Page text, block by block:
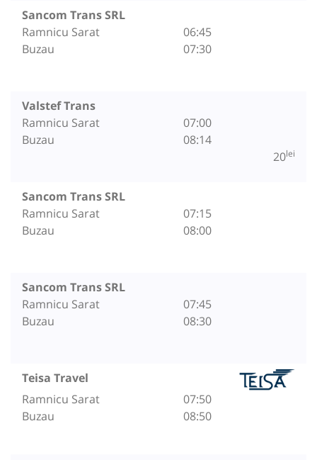
Sancom Trans SRL
Ramnicu Sarat
Buzau
06:45
07:30
Valstef Trans
Ramnicu Sarat
Buzau
07:00
08:14
20lei
Sancom Trans SRL
Ramnicu Sarat
Buzau
07:15
08:00
Sancom Trans SRL
Ramnicu Sarat
Buzau
07:45
08:30
Teisa Travel
Ramnicu Sarat
Buzau
07:50
08:50